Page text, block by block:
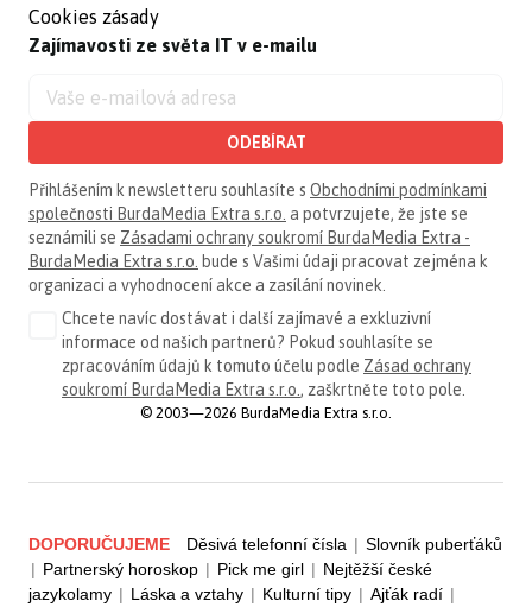
Cookies zásady
Zajímavosti ze světa IT v e-mailu
ODEBÍRAT
Přihlášením k newsletteru souhlasíte s Obchodními podmínkami
společnosti BurdaMedia Extra s.r.o. a potvrzujete, že jste se
seznámili se Zásadami ochrany soukromí BurdaMedia Extra -
BurdaMedia Extra s.r.o. bude s Vašimi údaji pracovat zejména k
organizaci a vyhodnocení akce a zasílání novinek.
Chcete navíc dostávat i další zajímavé a exkluzivní
informace od našich partnerů? Pokud souhlasíte se
zpracováním údajů k tomuto účelu podle Zásad ochrany
soukromí BurdaMedia Extra s.r.o. , zaškrtněte toto pole.
© 2003—2026 BurdaMedia Extra s.r.o.
DOPORUČUJEME Děsivá telefonní čísla | Slovník puberťáků
| Partnerský horoskop | Pick me girl | Nejtěžší české
jazykolamy | Láska a vztahy | Kulturní tipy | Ajťák radí |